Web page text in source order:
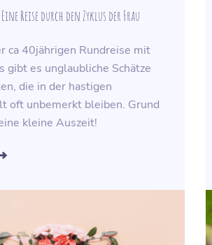
Eine Reise durch den Zyklus der Frau
ca 40jährigen Rundreise mit
gibt es unglaubliche Schätze
die in der hastigen
oft unbemerkt bleiben. Grund
kleine Auszeit!